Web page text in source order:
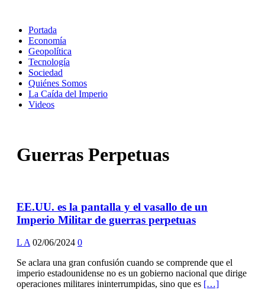
Portada
Economía
Geopolítica
Tecnología
Sociedad
Quiénes Somos
La Caída del Imperio
Videos
Guerras Perpetuas
EE.UU. es la pantalla y el vasallo de un
Imperio Militar de guerras perpetuas
L A 02/06/2024 0
Se aclara una gran confusión cuando se comprende que el
imperio estadounidense no es un gobierno nacional que dirige
operaciones militares ininterrumpidas, sino que es […]